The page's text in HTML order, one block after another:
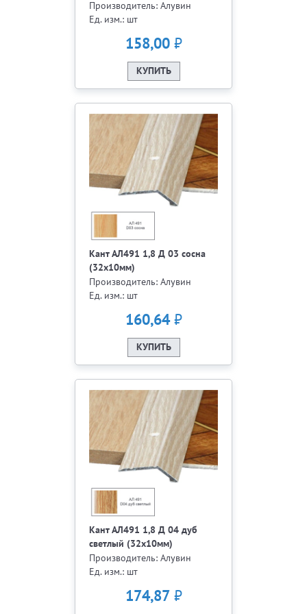
Производитель: Алувин
Ед. изм.: шт
158,00₽
КУПИТЬ
Кант АЛ491 1,8 Д 03 сосна
(32х10мм)
Производитель: Алувин
Ед. изм.: шт
160,64₽
КУПИТЬ
Кант АЛ491 1,8 Д 04 дуб
светлый (32х10мм)
Производитель: Алувин
Ед. изм.: шт
174,87₽